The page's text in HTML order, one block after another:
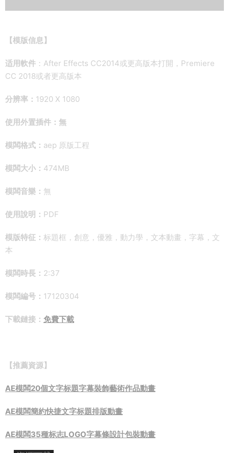
【模版信息】
适用軟件 ：After Effects CC2014或更高版本打開，Premiere
CC 2018或者更高版本
分辨率： 1920 X 1080
使用外置插件：無
模闆格式： aep 原版工程
模闆大小： 474MB
模闆音樂： 無
使用說明： PDF
模版特征： 标題框，創意，優雅，動力學，文本動畫，字幕，文
本
模闆時長： 2:37
模闆編号： 17120304
下載鏈接： 免費下載
【推薦資源】
AE模闆20個文字标題字幕裝飾藝術作品動畫
AE模闆簡約快捷文字标題排版動畫
AE模闆35種标志LOGO字幕條設計包裝動畫